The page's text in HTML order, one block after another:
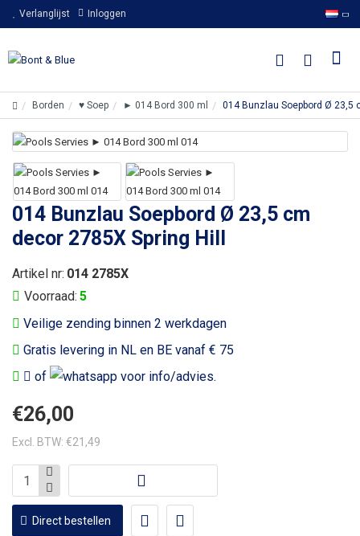
Verlanglijst Inloggen
Borden ♥ Soep ► 014 Bord 300 ml 014 Bunzlau Soepbord Ø 23,5
014 Bunzlau Soepbord Ø 23,5 cm
decor 2785X Spring Hill
Veilige zending binnen 2 werkdagen
Gratis levering in NL en BE vanaf € 75
of
voor info/advies.
Voorraad: 5
Artikel nr: 014 2785X
€26,00
Excl. BTW: €21,49
Direct bestellen